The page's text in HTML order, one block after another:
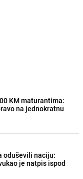
KM maturantima:
na jednokratnu
oduševili naciju:
je natpis ispod